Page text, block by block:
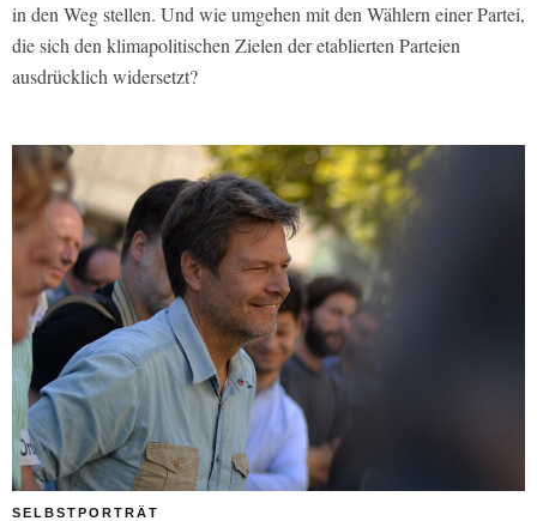
in den Weg stellen. Und wie umgehen mit den Wählern einer Partei,
die sich den klimapolitischen Zielen der etablierten Parteien
ausdrücklich widersetzt?
SELBSTPORTRÄT